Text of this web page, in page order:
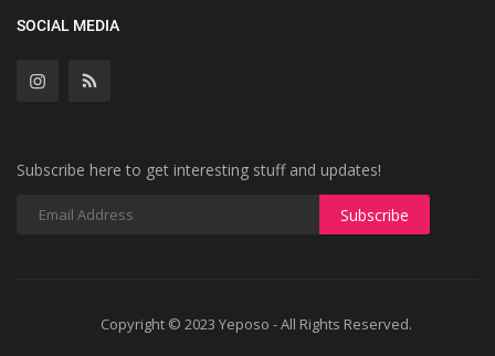
SOCIAL MEDIA
Subscribe here to get interesting stuff and updates!
Copyright © 2023 Yeposo - All Rights Reserved.